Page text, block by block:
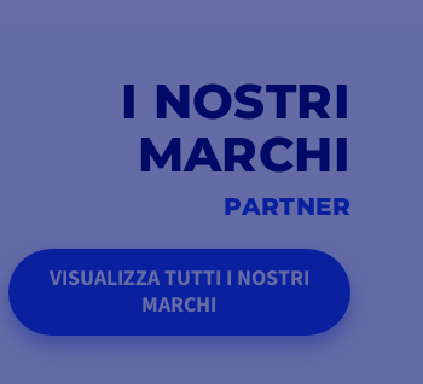
I NOSTRI
MARCHI
PARTNER
VISUALIZZA TUTTI I NOSTRI
MARCHI